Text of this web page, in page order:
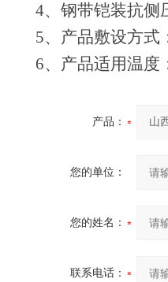
4、钢带铠装抗侧
5、产品敷设方式
6、产品适用温
产品：
您的单位：
您的姓名：
联系电话：